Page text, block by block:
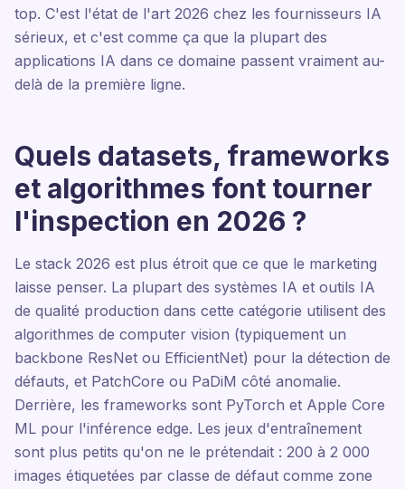
top. C'est l'état de l'art 2026 chez les fournisseurs IA
sérieux, et c'est comme ça que la plupart des
applications IA dans ce domaine passent vraiment au-
delà de la première ligne.
Quels datasets, frameworks
et algorithmes font tourner
l'inspection en 2026 ?
Le stack 2026 est plus étroit que ce que le marketing
laisse penser. La plupart des systèmes IA et outils IA
de qualité production dans cette catégorie utilisent des
algorithmes de computer vision (typiquement un
backbone ResNet ou EfficientNet) pour la détection de
défauts, et PatchCore ou PaDiM côté anomalie.
Derrière, les frameworks sont PyTorch et Apple Core
ML pour l'inférence edge. Les jeux d'entraînement
sont plus petits qu'on ne le prétendait : 200 à 2 000
images étiquetées par classe de défaut comme zone